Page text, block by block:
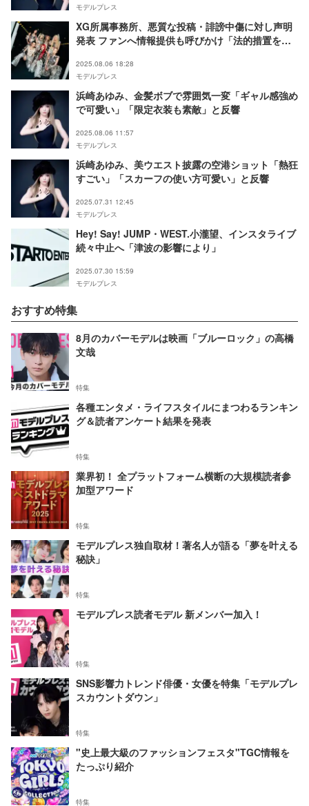
モデルプレス
XG所属事務所、悪質な投稿・誹謗中傷に対し声明
発表 ファンへ情報提供も呼びかけ「法的措置を含
2025.08.06 18:28
モデルプレス
浜崎あゆみ、金髪ボブで雰囲気一変「ギャル感強め
で可愛い」「限定衣装も素敵」と反響
2025.08.06 11:57
モデルプレス
浜崎あゆみ、美ウエスト披露の空港ショット「熱狂
すごい」「スカーフの使い方可愛い」と反響
2025.07.31 12:45
モデルプレス
Hey! Say! JUMP・WEST.小瀧望、インスタライブ
続々中止へ「津波の影響により」
2025.07.30 15:59
モデルプレス
おすすめ特集
8月のカバーモデルは映画「ブルーロック」の高橋
文哉
特集
各種エンタメ・ライフスタイルにまつわるランキン
グ＆読者アンケート結果を発表
特集
業界初！ 全プラットフォーム横断の大規模読者参
加型アワード
特集
モデルプレス独自取材！著名人が語る「夢を叶える
秘訣」
特集
モデルプレス読者モデル 新メンバー加入！
特集
SNS影響力トレンド俳優・女優を特集「モデルプレ
スカウントダウン」
特集
"史上最大級のファッションフェスタ"TGC情報を
たっぷり紹介
特集